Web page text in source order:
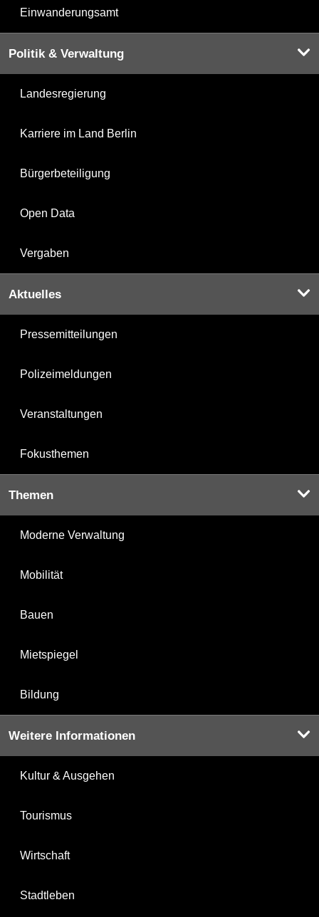
Einwanderungsamt
Politik & Verwaltung
Landesregierung
Karriere im Land Berlin
Bürgerbeteiligung
Open Data
Vergaben
Aktuelles
Pressemitteilungen
Polizeimeldungen
Veranstaltungen
Fokusthemen
Themen
Moderne Verwaltung
Mobilität
Bauen
Mietspiegel
Bildung
Weitere Informationen
Kultur & Ausgehen
Tourismus
Wirtschaft
Stadtleben